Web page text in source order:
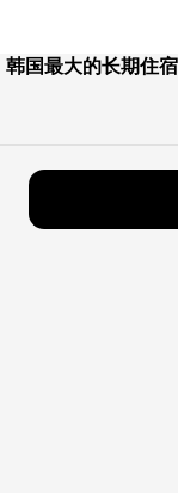
韩国最大的长期住